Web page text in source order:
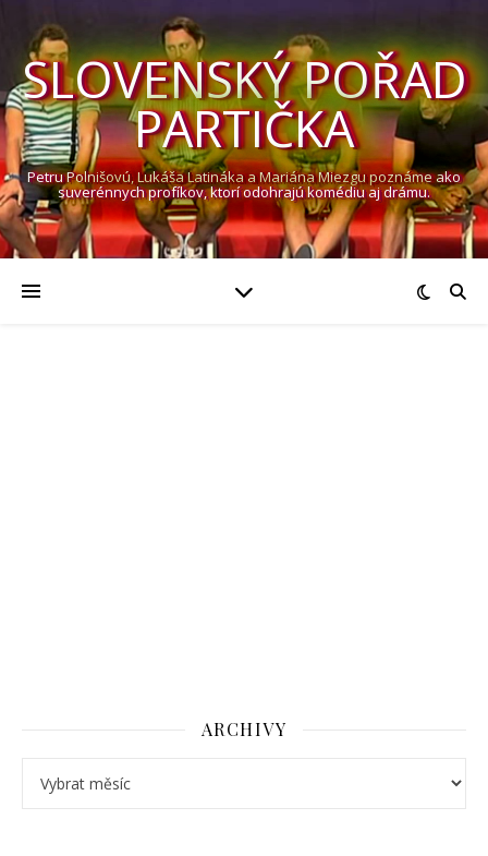
SLOVENSKÝ POŘAD
PARTIČKA
Petru Polnišovú, Lukáša Latináka a Mariána Miezgu poznáme ako
suverénnych profíkov, ktorí odohrajú komédiu aj drámu.
ARCHIVY